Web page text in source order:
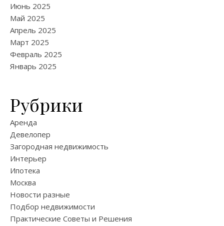
Июнь 2025
Май 2025
Апрель 2025
Март 2025
Февраль 2025
Январь 2025
Рубрики
Аренда
Девелопер
Загородная недвижимость
Интерьер
Ипотека
Москва
Новости разные
Подбор недвижимости
Практические Советы и Решения